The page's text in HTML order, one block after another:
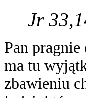
Jr
Pan
ma tu
zbawieniu